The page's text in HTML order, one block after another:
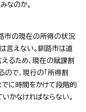
なのか。
市の現在の所得の状況
言えない。釧路市は道
るため、現在の賦課割
で、現行の「所得割
に時間をかけて段階的
かなければならない。